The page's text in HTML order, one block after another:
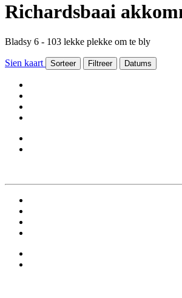
Richardsbaai
Bladsy 6 - 103 lekke plekke om te bly
Sien kaart Sorteer Filtreer Datums